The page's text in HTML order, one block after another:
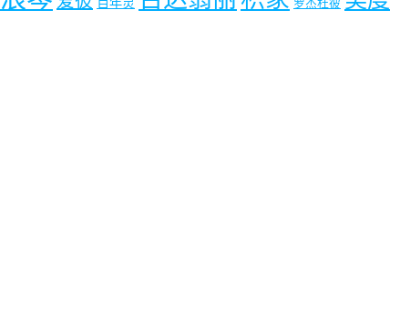
百年灵 罗杰杜彼